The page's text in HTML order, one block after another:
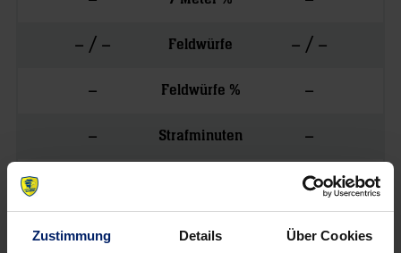
Zustimmung Details Über Cookies
– / – Feldwürfe – / –
– Feldwürfe % –
– Strafminuten –
–
Rote Karten